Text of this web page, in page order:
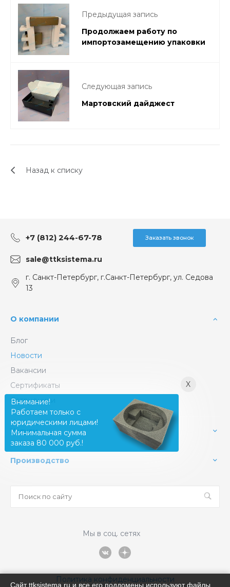
Предыдущая запись
Продолжаем работу по
импортозамещению упаковки
Следующая запись
Мартовский дайджест
Назад к списку
+7 (812) 244-67-78 Заказать звонок
sale@ttksistema.ru
г. Санкт-Петербург, г.Санкт-Петербург, ул. Седова
13
О компании
Блог
Новости
Вакансии
Сертификаты
Сотрудники
Услуги
Производство
Мы в соц. сетях
Политика конфиденциальности
X
Внимание!
Работаем только с
юридическими лицами!
Минимальная сумма
заказа 80 000 руб.!
Сайт ttksistema.ru и все его поддомены используют файлы